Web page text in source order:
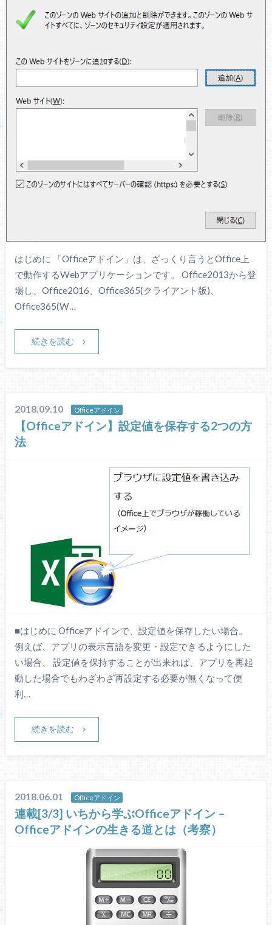
はじめに 「Officeアドイン」は、ざっくり言うとOffice上
で動作するWebアプリケーションです。 Office2013から登
場し、Office2016、Office365(クライアント版)、
Office365(W…
続きを読む
2018.09.10 Officeアドイン
【Officeアドイン】設定値を保存する2つの方
法
■はじめに Officeアドインで、設定値を保存したい場合。
例えば、アプリの表示言語を変更・設定できるようにした
い場合、 設定値を保持することが出来れば、アプリを再起
動した場合でもわざわざ再設定する必要が無くなって便
利…
続きを読む
2018.06.01 Officeアドイン
連載[3/3] いちから学ぶOfficeアドイン –
Officeアドインの生きる道とは（考察）